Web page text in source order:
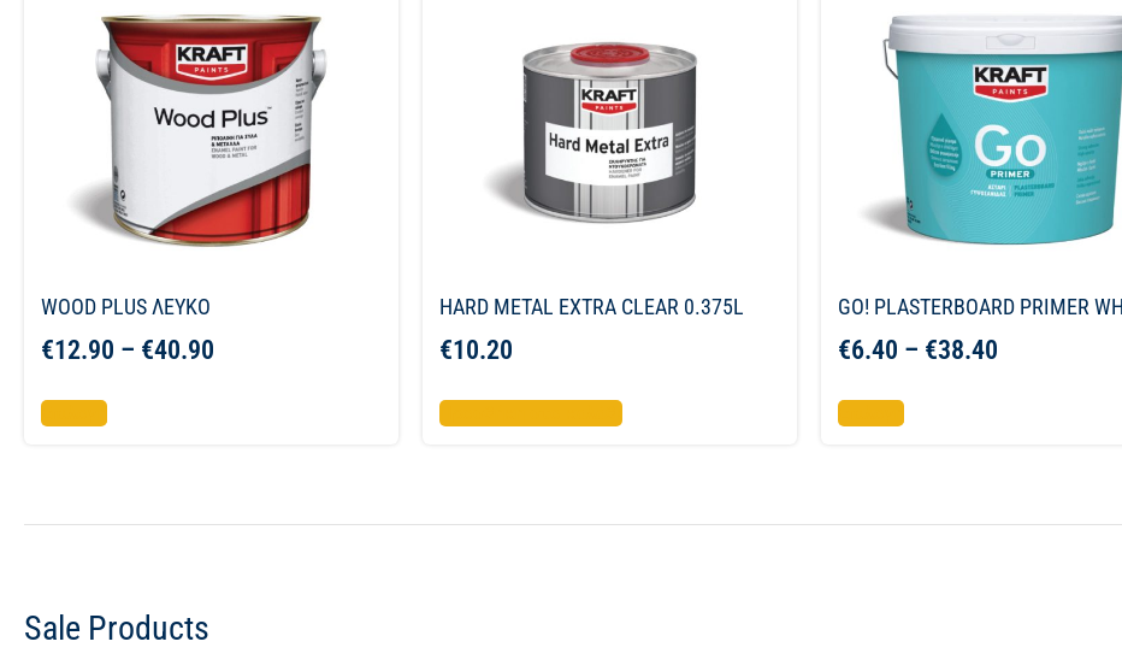
WOOD PLUS ΛΕΥΚΟ
€12.90 – €40.90
HARD METAL EXTRA CLEAR 0.375L
€10.20
GO! PLASTERBOARD PRIMER
€6.40 – €38.40
Sale Products